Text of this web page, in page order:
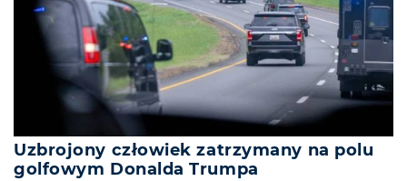
Uzbrojony człowiek zatrzymany na polu
golfowym Donalda Trumpa